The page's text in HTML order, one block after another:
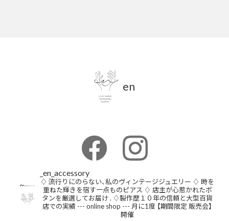
en
_en_accessory
♢ 流行りにのらない、私のヴィンテージジュエリー ♢ 時を
重ねた輝きを宿す一点ものピアス ♢ 店主が心惹かれたボ
タンを厳選してお届け . ♢製作歴１０年の信頼と大型百貨
店での実績 --- online shop --- 月に1度 【期間限定 販売会】
開催